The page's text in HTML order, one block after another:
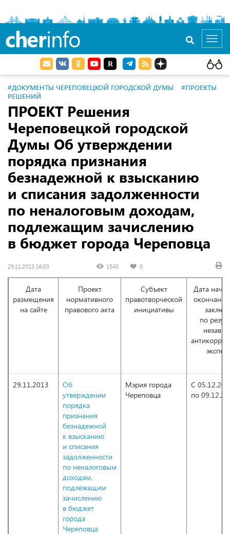
cherinfo
#ДОКУМЕНТЫ ЧЕРЕПОВЕЦКОЙ ГОРОДСКОЙ ДУМЫ
#ПРОЕКТЫ
РЕШЕНИЙ
ПРОЕКТ Решения
Череповецкой городской
Думы Об утверждении
порядка признания
безнадежной к взысканию
и списания задолженности
по неналоговым доходам,
подлежащим зачислению
в бюджет города Череповца
29.11.2013 16:03 1540 0
Дата
размещения
на сайте
Проект
нормативного
правового акта
Субъект
правотворческой
инициативы
Дата
по
29.11.2013
Об
утверждении
порядка
признания
безнадежной
к взысканию
и списания
задолженности
по неналоговым
доходам,
подлежащим
зачислению
в бюджет
города
Череповца
Мэрия города
Череповца
С
по